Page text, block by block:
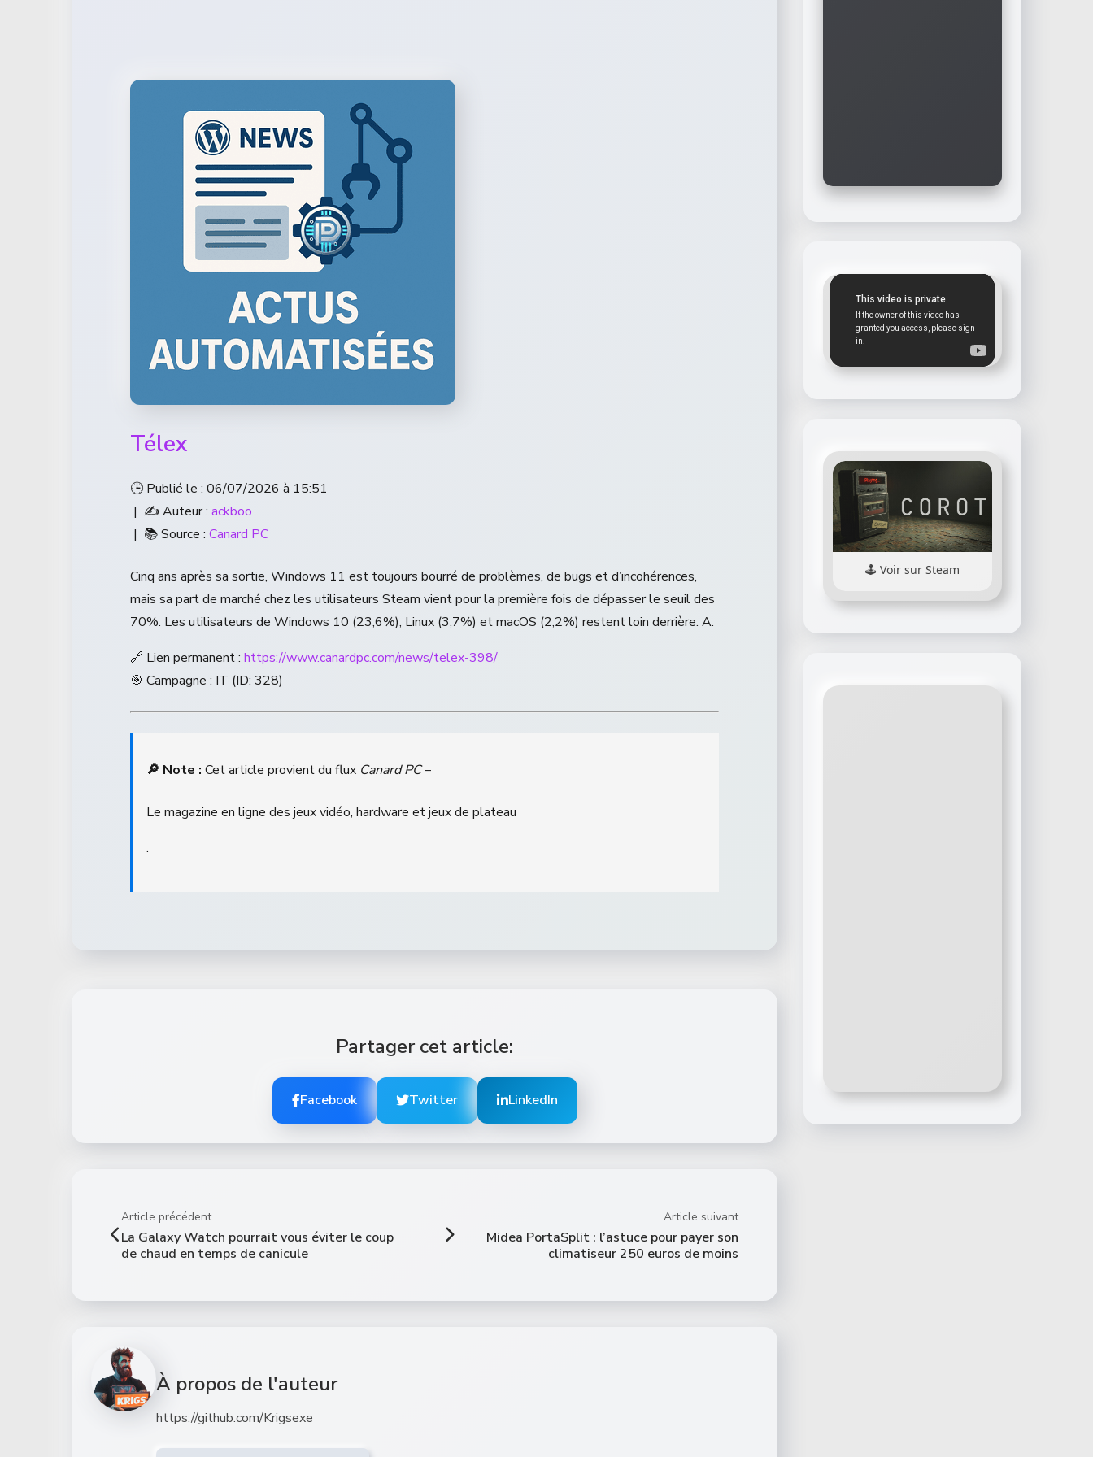
Télex
🕒 Publié le : 06/07/2026 à 15:51
| ✍️ Auteur : ackboo
| 📚 Source : Canard PC
Cinq ans après sa sortie, Windows 11 est toujours bourré de problèmes, de bugs et d’incohérences,
mais sa part de marché chez les utilisateurs Steam vient pour la première fois de dépasser le seuil des
70%. Les utilisateurs de Windows 10 (23,6%), Linux (3,7%) et macOS (2,2%) restent loin derrière. A.
🔗 Lien permanent : https://www.canardpc.com/news/telex-398/
🎯 Campagne : IT (ID: 328)
🔎 Note : Cet article provient du flux Canard PC–
Le magazine en ligne des jeux vidéo, hardware et jeux de plateau
.
Partager cet article:
Facebook Twitter LinkedIn
Article précédent
La Galaxy Watch pourrait vous éviter le coup
de chaud en temps de canicule
Article suivant
Midea PortaSplit : l’astuce pour payer son
climatiseur 250 euros de moins
À propos de l'auteur
https://github.com/Krigsexe
Voir sur Steam